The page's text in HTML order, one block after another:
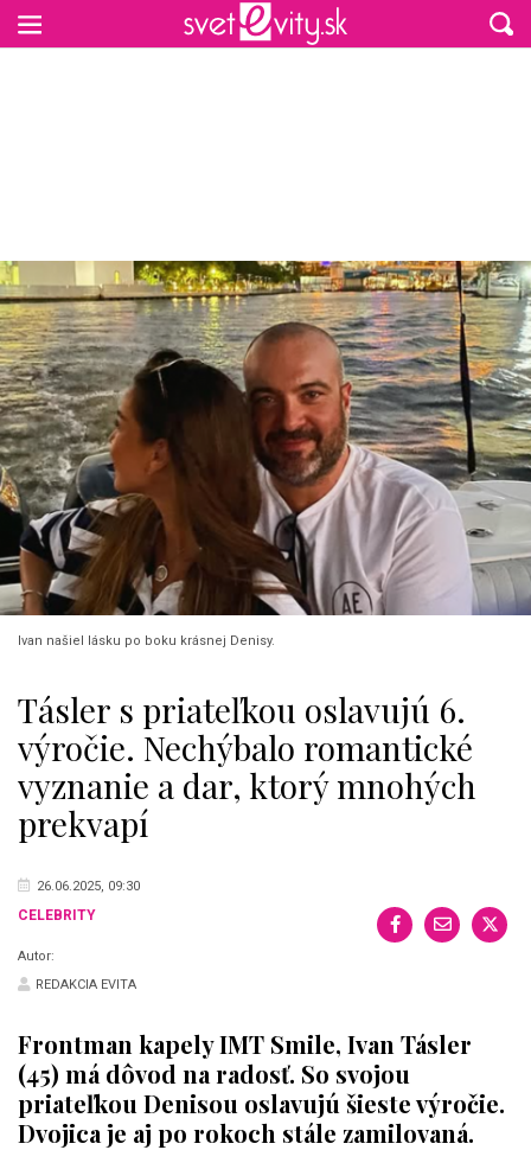
Ivan našiel lásku po boku krásnej Denisy.
Tásler s priateľkou oslavujú 6.
výročie. Nechýbalo romantické
vyznanie a dar, ktorý mnohých
prekvapí
26.06.2025, 09:30
CELEBRITY
Autor:
REDAKCIA EVITA
Frontman kapely IMT Smile, Ivan Tásler
(45) má dôvod na radosť. So svojou
priateľkou Denisou oslavujú šieste výročie.
Dvojica je aj po rokoch stále zamilovaná.